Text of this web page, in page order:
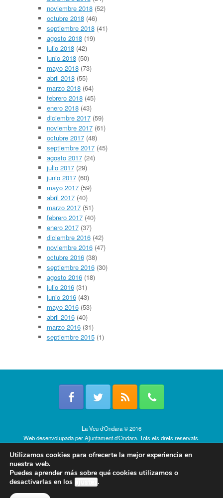
noviembre 2018(52)
octubre 2018(46)
septiembre 2018(41)
agosto 2018(19)
julio 2018(42)
junio 2018(50)
mayo 2018(73)
abril 2018(55)
marzo 2018(64)
febrero 2018(45)
enero 2018(43)
diciembre 2017(59)
noviembre 2017(61)
octubre 2017(48)
septiembre 2017(45)
agosto 2017(24)
julio 2017(29)
junio 2017(60)
mayo 2017(59)
abril 2017(40)
marzo 2017(51)
febrero 2017(40)
enero 2017(37)
diciembre 2016(42)
noviembre 2016(47)
octubre 2016(38)
septiembre 2016(30)
agosto 2016(18)
julio 2016(31)
junio 2016(43)
mayo 2016(53)
abril 2016(40)
marzo 2016(31)
septiembre 2015(1)
La Veu d'Ondara © 2016
Web desenvolupada perAjuntament d'Ondara. Tots els drets reservats.
Utilizamos cookies para ofrecerte la mejor experiencia en
nuestra web.
Puedes aprender más sobre qué cookies utilizamos o
desactivarlas en los ajustes.